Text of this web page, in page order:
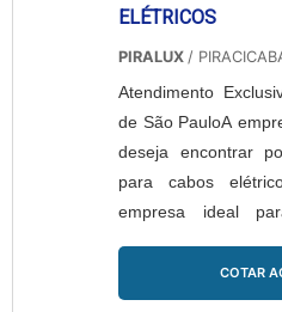
ELÉTRICOS
PIRALUX /
Atendimento
de São PauloA
deseja encontrar
para cabos
empresa ideal
empresa do
a líder em
COTAR